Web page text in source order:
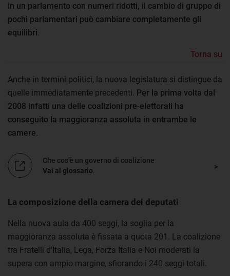
in un parlamento con numeri ridotti, il cambio di gruppo di
pochi parlamentari può cambiare completamente gli
equilibri.
Torna su
Anche in termini politici, la nuova legislatura si distingue da
quelle immediatamente precedenti. Per la prima volta dal
2008 infatti una delle coalizioni pre-elettorali ha
conseguito la maggioranza assoluta in entrambe le
camere.
Che cos’è un governo di coalizione
Vai al glossario
La composizione della camera dei deputati
Nella nuova aula da 400 seggi, la soglia per la
maggioranza assoluta è fissata a quota 201. La coalizione
tra Fratelli d’Italia, Lega, Forza Italia e Noi moderati la
supera con ampio margine, sfiorando i 240 seggi totali.